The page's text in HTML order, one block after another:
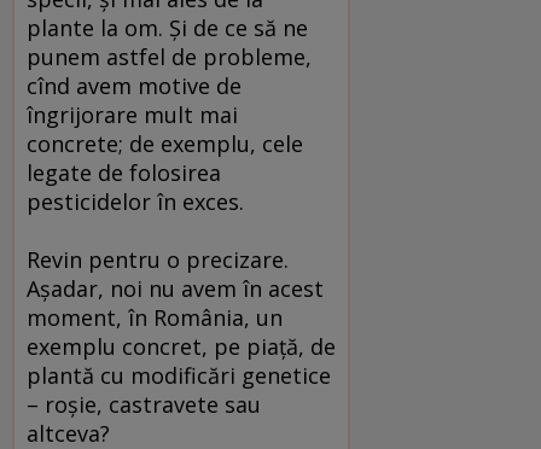
plante la om. Şi de ce să ne
punem astfel de probleme,
cînd avem motive de
îngrijorare mult mai
concrete; de exemplu, cele
legate de folosirea
pesticidelor în exces.
Revin pentru o precizare.
Aşadar, noi nu avem în acest
moment, în România, un
exemplu concret, pe piaţă, de
plantă cu modificări genetice
– roşie, castravete sau
altceva?